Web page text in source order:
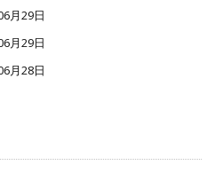
月29日
月29日
月28日